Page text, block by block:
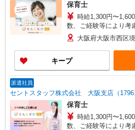
保育士
時給1,300円〜
数、ご経験等により考慮 ※給与幅は経験・能
よる 大阪府大阪市西区
キープ
派遣社員
セントスタッフ株式会社 大阪支店（
保育士
時給1,300円〜
数、ご経験等により考慮 ※給与幅は経験・能